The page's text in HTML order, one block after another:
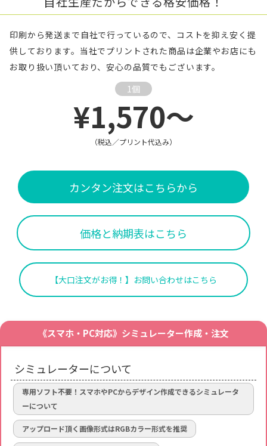
印刷から発送まで自社で行っているので、コストを抑え安く提
供しております。当社でプリントされた商品は企業やお店にも
お取り扱い頂いており、安心の品質でもございます。
1個
¥1,570～
（税込／プリント代込み）
カンタン注文はこちらから
価格と納期表はこちら
【大口注文がお得！】お問い合わせはこちら
《スマホ・PC対応》シミュレーター作成・注文
シミュレーターについて
専用ソフト不要！スマホやPCからデザイン作成できるシミュレータ
ーについて
アップロード頂く画像形式はRGBカラー形式を推奨